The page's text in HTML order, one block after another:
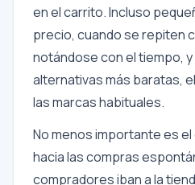
en el carrito. Incluso
precio, cuando se repiten
notándose con el tiempo,
alternativas más baratas,
las marcas habituales.
No menos importante es
hacia las compras
compradores iban a la